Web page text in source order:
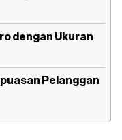
dengan Ukuran
Pelanggan